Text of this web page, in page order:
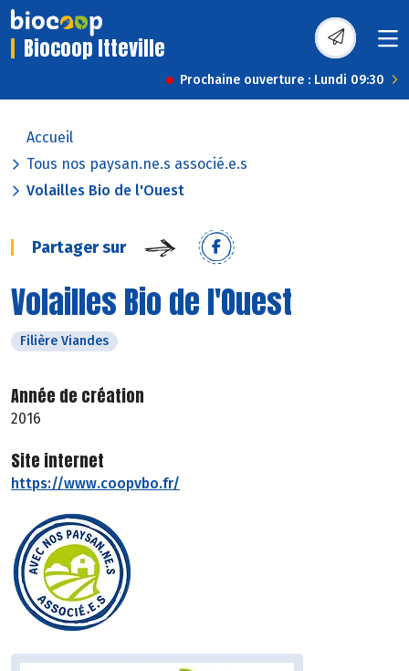
Biocoop Itteville
Prochaine ouverture : Lundi 09:30
Accueil
Tous nos paysan.ne.s associé.e.s
Volailles Bio de l'Ouest
Partager sur
Volailles Bio de l'Ouest
Filière Viandes
Année de création
2016
Site internet
https://www.coopvbo.fr/